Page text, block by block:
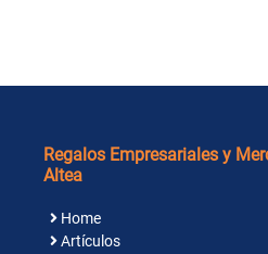
Regalos Empresariales y
Altea
Home
Artículos